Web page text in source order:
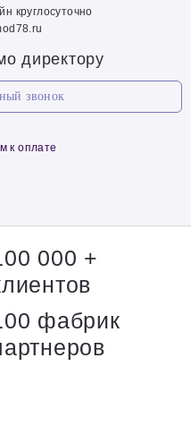
круглосуточно
директору
звонок
к оплате
000 +
фабрик